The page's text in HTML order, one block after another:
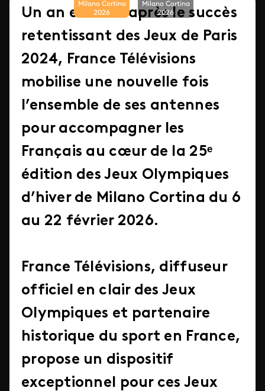
Milano Cortina
2026
Milano Cortina
2026
Un an et demi après le succès
retentissant des Jeux de Paris
2024, France Télévisions
mobilise une nouvelle fois
l’ensemble de ses antennes
pour accompagner les
Français au cœur de la 25ᵉ
édition des Jeux Olympiques
d’hiver de Milano Cortina du 6
au 22 février 2026.
France Télévisions, diffuseur
officiel en clair des Jeux
Olympiques et partenaire
historique du sport en France,
propose un dispositif
exceptionnel pour ces Jeux